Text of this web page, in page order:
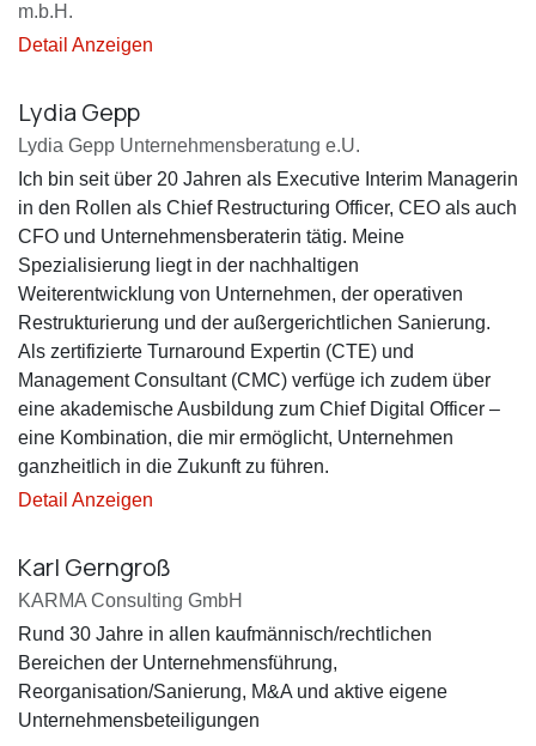
m.b.H.
Detail Anzeigen
Lydia Gepp
Lydia Gepp Unternehmensberatung e.U.
Ich bin seit über 20 Jahren als Executive Interim Managerin
in den Rollen als Chief Restructuring Officer, CEO als auch
CFO und Unternehmensberaterin tätig. Meine
Spezialisierung liegt in der nachhaltigen
Weiterentwicklung von Unternehmen, der operativen
Restrukturierung und der außergerichtlichen Sanierung.
Als zertifizierte Turnaround Expertin (CTE) und
Management Consultant (CMC) verfüge ich zudem über
eine akademische Ausbildung zum Chief Digital Officer –
eine Kombination, die mir ermöglicht, Unternehmen
ganzheitlich in die Zukunft zu führen.
Detail Anzeigen
Karl Gerngroß
KARMA Consulting GmbH
Rund 30 Jahre in allen kaufmännisch/rechtlichen
Bereichen der Unternehmensführung,
Reorganisation/Sanierung, M&A und aktive eigene
Unternehmensbeteiligungen